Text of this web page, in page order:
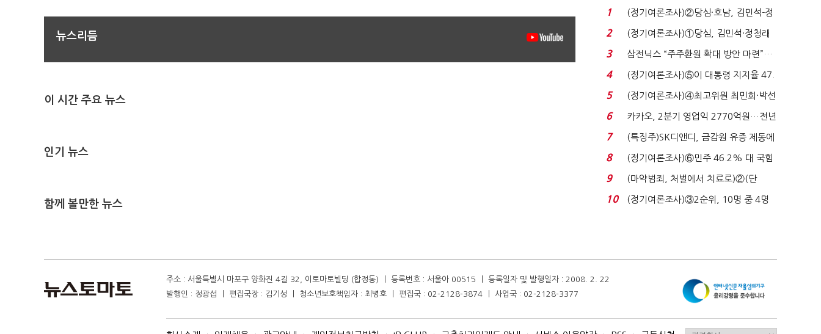
뉴스리듬
이 시간 주요 뉴스
인기 뉴스
함께 볼만한 뉴스
1
(정기여론조사)②당심·호남, 김민석-정
청래 '초접전'...
2
(정기여론조사)①당심, 김민석·정청래
'초접전'…대통령 ...
3
삼전닉스 “주주환원 확대 방안 마련”…
로이터에 성명...
4
(정기여론조사)⑤이 대통령 지지율 47.
7%…일주일 만에 ...
5
(정기여론조사)④최고위원 최민희·박선
원 '양강'…서미...
6
카카오, 2분기 영업익 2770억원…전년
비 36% 증가...
7
(특징주)SK디앤디, 금감원 유증 제동에
장 초반 상한가...
8
(정기여론조사)⑥민주 46.2% 대 국힘
31.0%…오차범위 밖 ...
9
(마약범죄, 처벌에서 치료로)②(단
독)"마약은 전염병…여성...
10
(정기여론조사)③2순위, 10명 중 4명
주소 : 서울특별시 마포구 양화진 4길 32, 이토마토빌딩 (합정동) ㅣ 등록번호 : 서울아 00515 ㅣ 등록일자 및 발행일자 : 2008. 2. 22
발행인 : 정광섭 ㅣ 편집국장 : 김기성 ㅣ 청소년보호책임자 : 최병호 ㅣ 편집국 : 02-2128-3874 ㅣ 사업국 : 02-2128-3377